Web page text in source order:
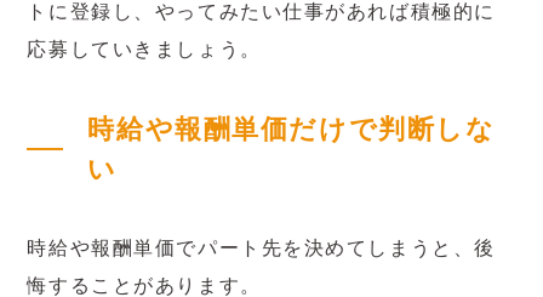
トに登録し、やってみたい仕事があれば積極的に
応募していきましょう。
時給や報酬単価だけで判断しな
い
時給や報酬単価でパート先を決めてしまうと、後
悔することがあります。